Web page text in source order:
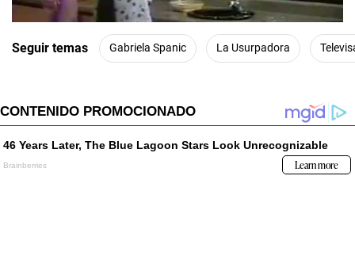
Seguir temas Gabriela Spanic La Usurpadora